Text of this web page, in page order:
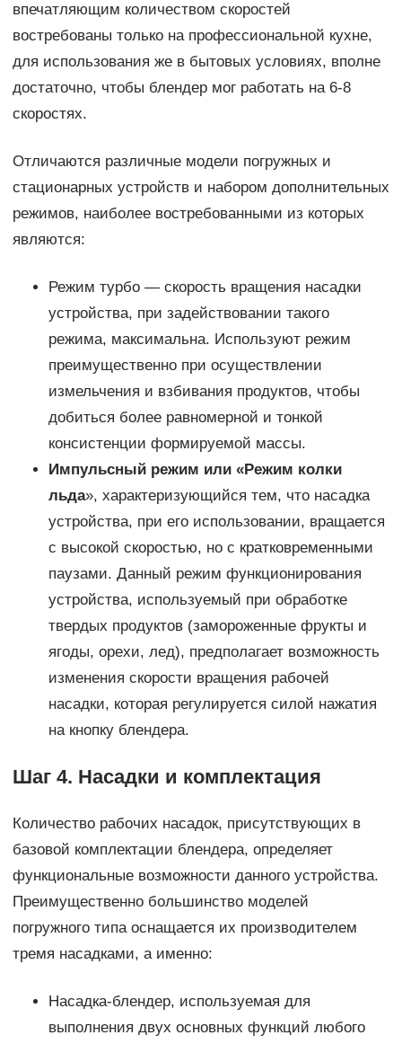
впечатляющим количеством скоростей
востребованы только на профессиональной кухне,
для использования же в бытовых условиях, вполне
достаточно, чтобы блендер мог работать на 6-8
скоростях.
Отличаются различные модели погружных и
стационарных устройств и набором дополнительных
режимов, наиболее востребованными из которых
являются:
Режим турбо — скорость вращения насадки
устройства, при задействовании такого
режима, максимальна. Используют режим
преимущественно при осуществлении
измельчения и взбивания продуктов, чтобы
добиться более равномерной и тонкой
консистенции формируемой массы.
Импульсный режим или «Режим колки
льда», характеризующийся тем, что насадка
устройства, при его использовании, вращается
с высокой скоростью, но с кратковременными
паузами. Данный режим функционирования
устройства, используемый при обработке
твердых продуктов (замороженные фрукты и
ягоды, орехи, лед), предполагает возможность
изменения скорости вращения рабочей
насадки, которая регулируется силой нажатия
на кнопку блендера.
Шаг 4. Насадки и комплектация
Количество рабочих насадок, присутствующих в
базовой комплектации блендера, определяет
функциональные возможности данного устройства.
Преимущественно большинство моделей
погружного типа оснащается их производителем
тремя насадками, а именно:
Насадка-блендер, используемая для
выполнения двух основных функций любого